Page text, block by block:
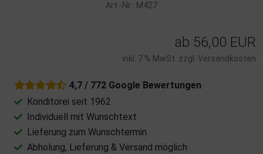
Art.-Nr.: M427
ab 56,00 EUR
inkl. 7 % MwSt. zzgl. Versandkosten
4,7 / 772 Google Bewertungen
Konditorei seit 1962
Individuell mit Wunschtext
Lieferung zum Wunschtermin
Abholung, Lieferung & Versand möglich